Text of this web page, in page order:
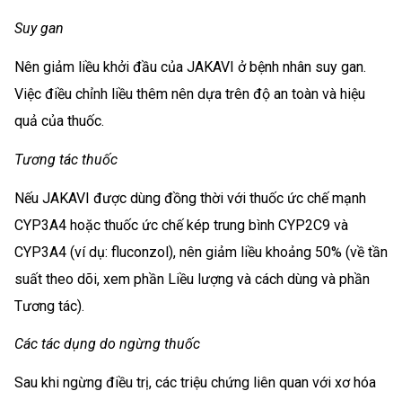
Suy gan
Nên giảm liều khởi đầu của JAKAVI ở bệnh nhân suy gan.
Việc điều chỉnh liều thêm nên dựa trên độ an toàn và hiệu
quả của thuốc.
Tương tác thuốc
Nếu JAKAVI được dùng đồng thời với thuốc ức chế mạnh
CYP3A4 hoặc thuốc ức chế kép trung bình CYP2C9 và
CYP3A4 (ví dụ: fluconzol), nên giảm liều khoảng 50% (về tần
suất theo dõi, xem phần Liều lượng và cách dùng và phần
Tương tác).
Các tác dụng do ngừng thuốc
Sau khi ngừng điều trị, các triệu chứng liên quan với xơ hóa